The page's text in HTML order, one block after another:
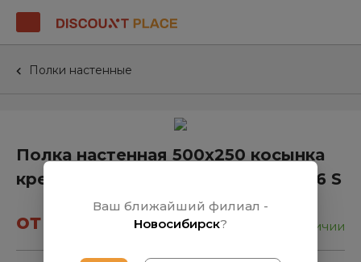
Полки настенные
Полка настенная 500х250 косынка
крепление вниз с отв. для 3 GN 1/6 S
от 1 200₽ в наличии
Ваш ближайший филиал -
Новосибирск?